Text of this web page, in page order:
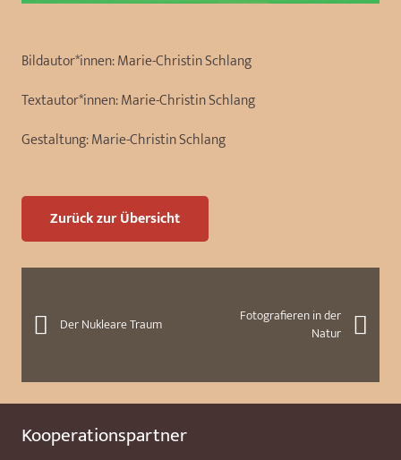
Bildautor*innen:Marie-Christin Schlang
Textautor*innen:Marie-Christin Schlang
Gestaltung:Marie-Christin Schlang
Zurück zur Übersicht
Der Nukleare Traum
Fotografieren in der
Natur
Kooperationspartner